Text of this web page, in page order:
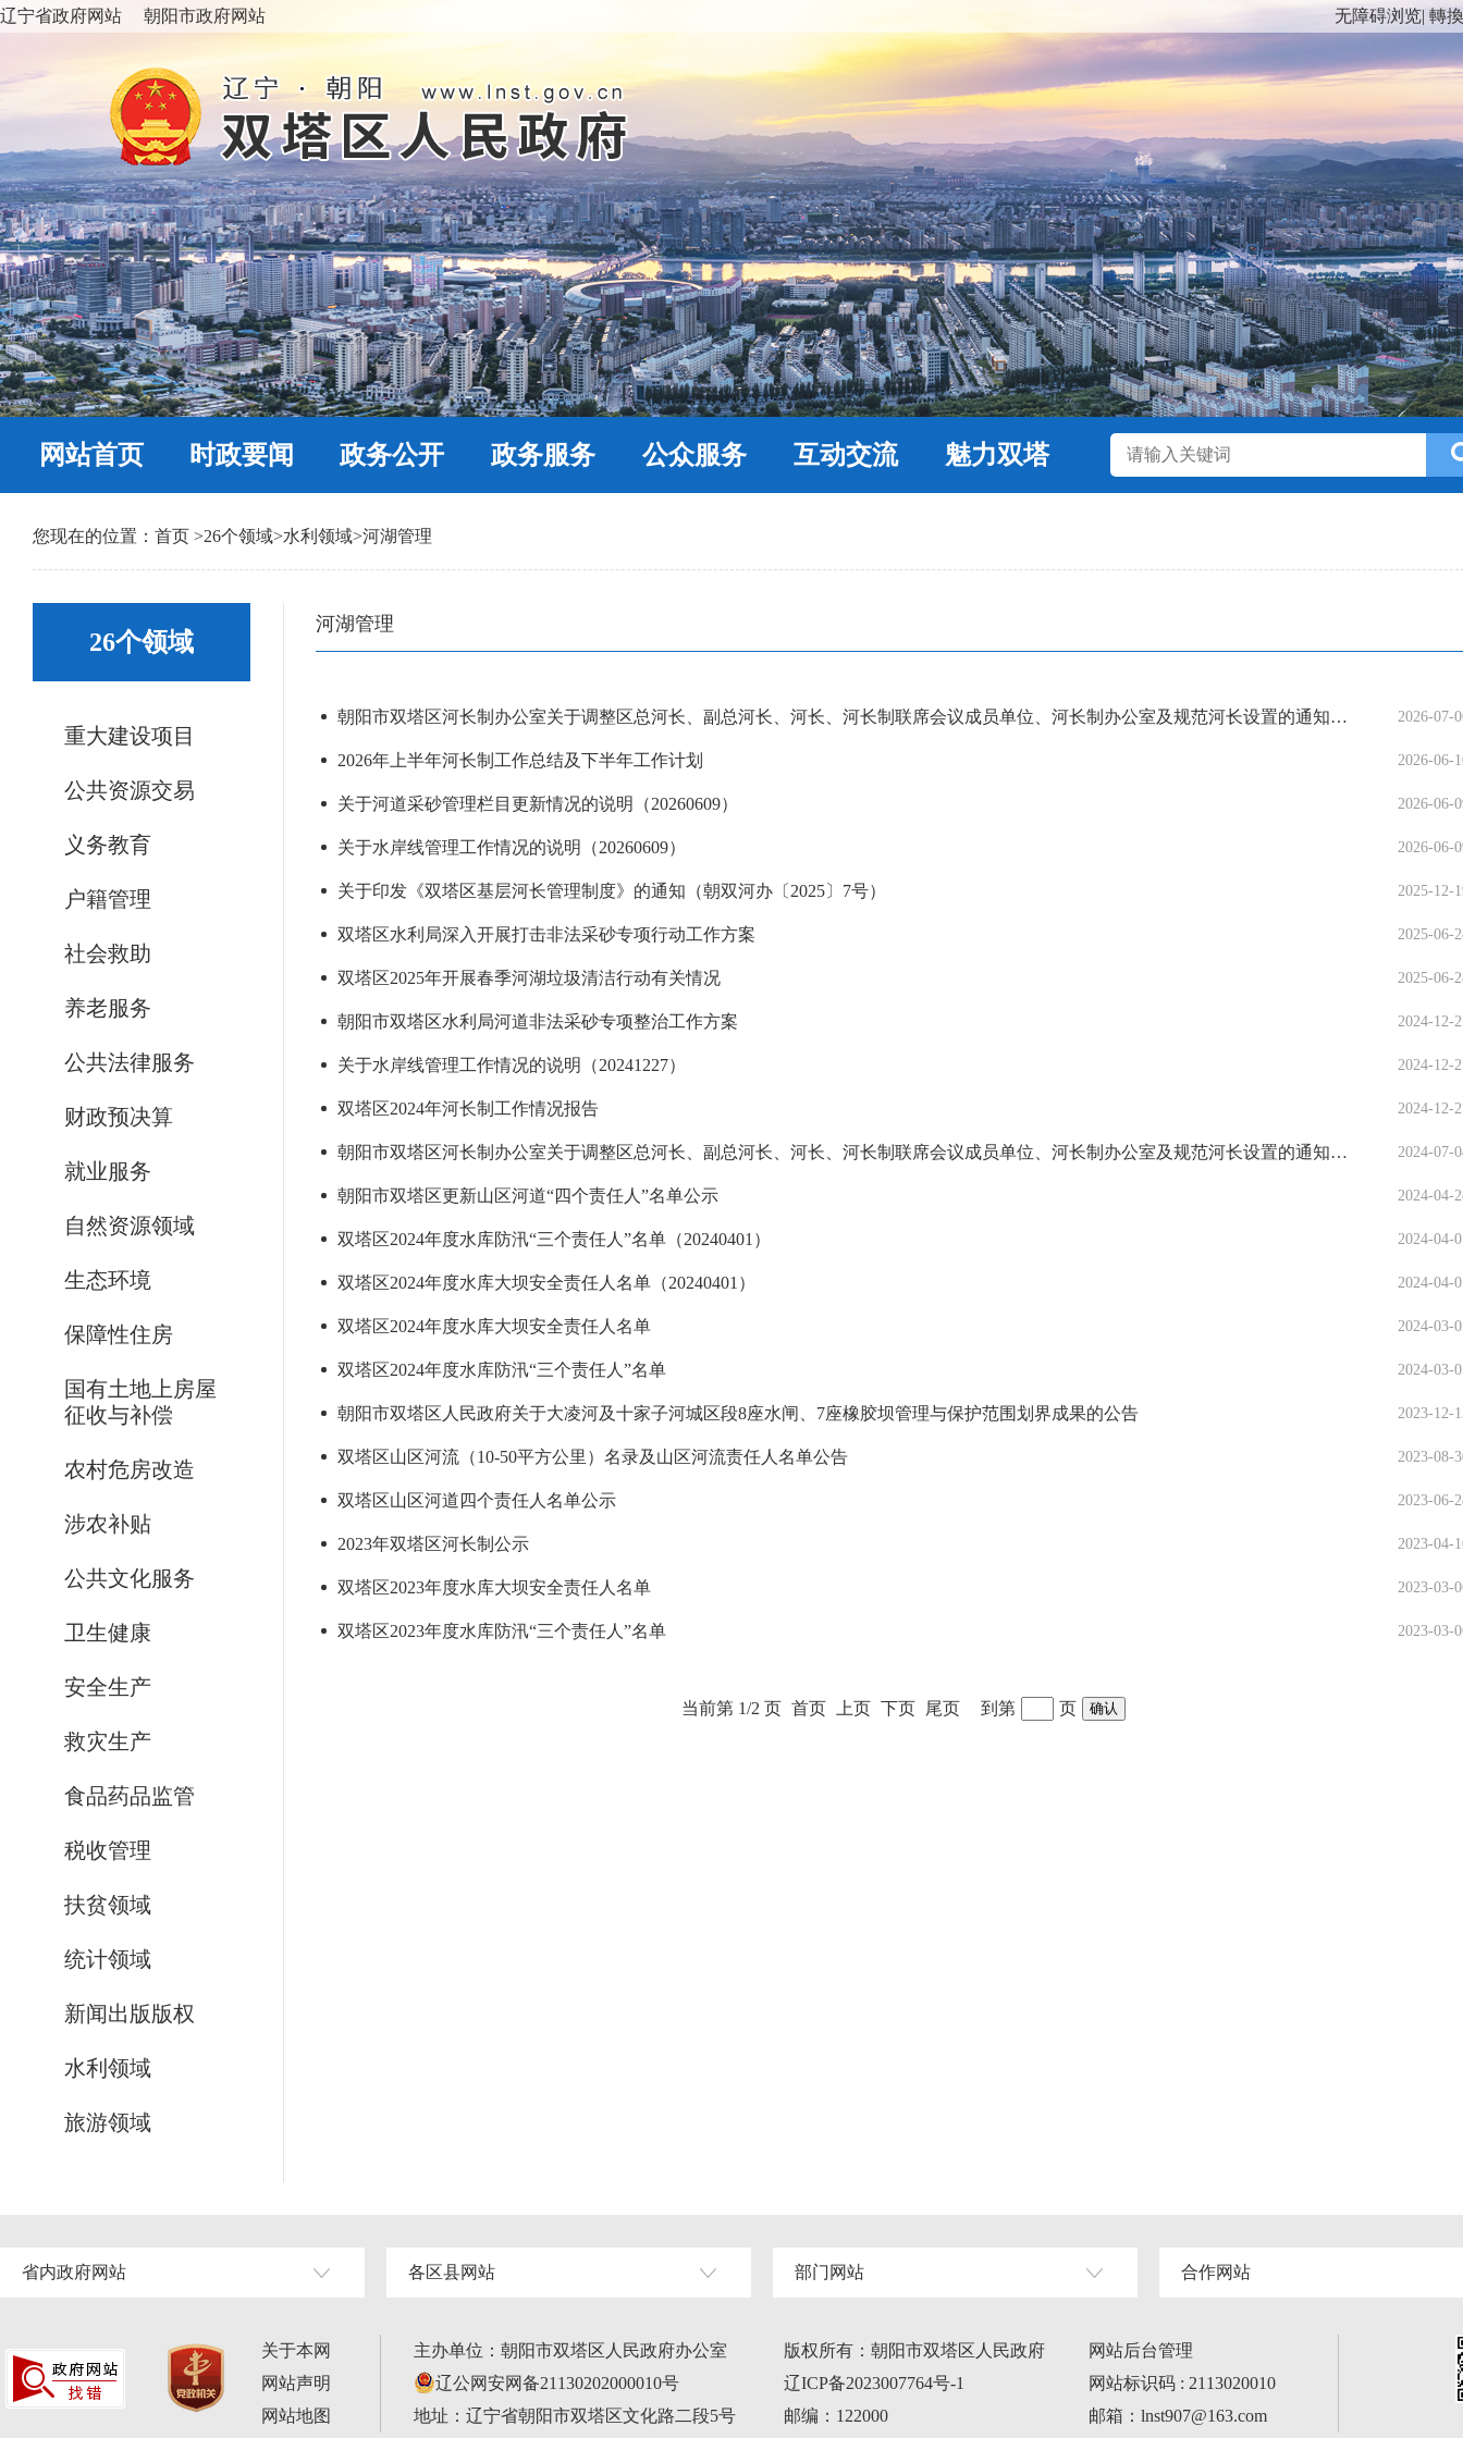
辽宁省政府网站 朝阳市政府网站 无障碍浏览| 轉
网站首页 时政要闻 政务公开 政务服务 公众服务 互动交流 魅力双塔
您现在的位置： 首页 >26个领域>水利领域>河湖管理
26个领域
重大建设项目
公共资源交易
义务教育
户籍管理
社会救助
养老服务
公共法律服务
财政预决算
就业服务
自然资源领域
生态环境
保障性住房
国有土地上房屋
征收与补偿
农村危房改造
涉农补贴
公共文化服务
卫生健康
安全生产
救灾生产
食品药品监管
税收管理
扶贫领域
统计领域
新闻出版版权
水利领域
旅游领域
河湖管理
朝阳市双塔区河长制办公室关于调整区总河长、副总河长、河长、河长制联席会议成员单位、河长制办公室及规范河长设置的通知（朝双河办发〔2026〕2号） 2026-07-
2026年上半年河长制工作总结及下半年工作计划 2026-06-
关于河道采砂管理栏目更新情况的说明（20260609） 2026-06-
关于水岸线管理工作情况的说明（20260609） 2026-06-
关于印发《双塔区基层河长管理制度》的通知（朝双河办〔2025〕7号） 2025-12-
双塔区水利局深入开展打击非法采砂专项行动工作方案 2025-06-
双塔区2025年开展春季河湖垃圾清洁行动有关情况 2025-06-
朝阳市双塔区水利局河道非法采砂专项整治工作方案 2024-12-
关于水岸线管理工作情况的说明（20241227） 2024-12-
双塔区2024年河长制工作情况报告 2024-12-
朝阳市双塔区河长制办公室关于调整区总河长、副总河长、河长、河长制联席会议成员单位、河长制办公室及规范河长设置的通知（朝双河办发〔2024〕1号） 2024-07-
朝阳市双塔区更新山区河道“四个责任人”名单公示 2024-04-
双塔区2024年度水库防汛“三个责任人”名单（20240401） 2024-04-
双塔区2024年度水库大坝安全责任人名单（20240401） 2024-04-
双塔区2024年度水库大坝安全责任人名单 2024-03-
双塔区2024年度水库防汛“三个责任人”名单 2024-03-
朝阳市双塔区人民政府关于大凌河及十家子河城区段8座水闸、7座橡胶坝管理与保护范围划界成果的公告 2023-12-
双塔区山区河流（10-50平方公里）名录及山区河流责任人名单公告 2023-08-
双塔区山区河道四个责任人名单公示 2023-06-
2023年双塔区河长制公示 2023-04-
双塔区2023年度水库大坝安全责任人名单 2023-03-
双塔区2023年度水库防汛“三个责任人”名单 2023-03-
当前第 1/2 页 首页 上页 下页 尾页 到第 页
省内政府网站 各区县网站 部门网站 合作网站
关于本网
网站声明
网站地图
主办单位：朝阳市双塔区人民政府办公室
辽公网安网备21130202000010号
地址：辽宁省朝阳市双塔区文化路二段5号
版权所有：朝阳市双塔区人民政府
辽ICP备2023007764号-1
邮编：122000
网站后台管理
网站标识码 : 2113020010
邮箱：lnst907@163.com